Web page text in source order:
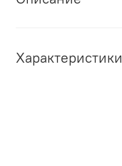
Характеристики